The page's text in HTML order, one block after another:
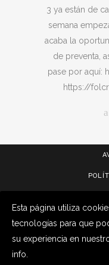
3 ya están de
semana
acaba la
de preventa,
pase por aquí:
https://
Esta página utiliza
tecnologías para que
su experiencia en
info.